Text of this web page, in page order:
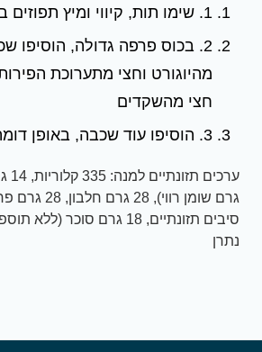
1. שימו תות, קיווי ומיץ תפוזים בקערה קטנה
2. בכוס פרפה גדולה, הוסיפו
מהיוגורט וחצי מתערוכת
חצי מהשקדים
3. הוסיפו עוד שכבה, באופן דומה
נתרן